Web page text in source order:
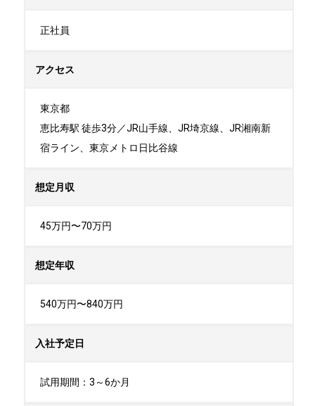
正社員
アクセス
東京都
恵比寿駅 徒歩3分／JR山手線、JR埼京線、JR湘南新
宿ライン、東京メトロ日比谷線
想定月収
45万円〜70万円
想定年収
540万円〜840万円
入社予定日
試用期間：3～6か月